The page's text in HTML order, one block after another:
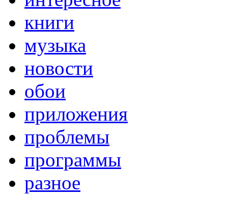
книги
музыка
новости
обои
приложения
проблемы
программы
разное